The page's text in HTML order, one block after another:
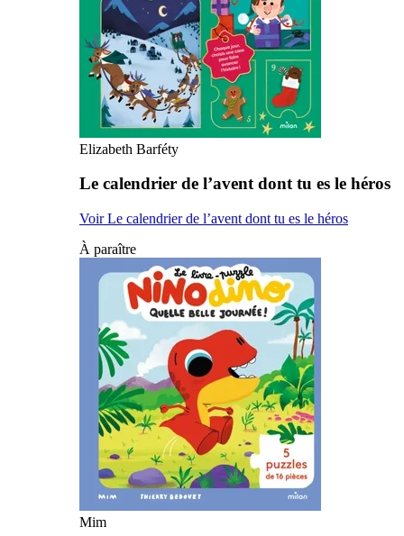
Elizabeth Barféty
Le calendrier de l’avent dont tu es le héros
Voir Le calendrier de l’avent dont tu es le héros
À paraître
Mim